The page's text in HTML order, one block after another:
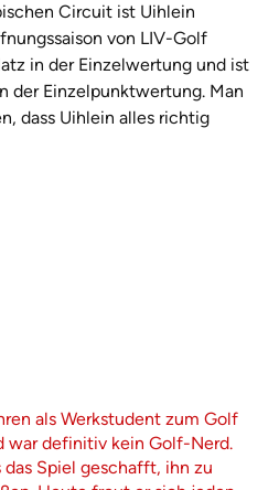
Circuit ist Uihlein
von LIV-Golf
in der Einzelwertung und ist
der Einzelpunktwertung. Man
dass Uihlein alles richtig
als Werkstudent zum Golf
war definitiv kein Golf-Nerd.
Spiel geschafft, ihn zu